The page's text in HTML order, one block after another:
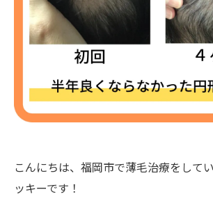
こんにちは、福岡市で薄毛治療をして
ッキーです！